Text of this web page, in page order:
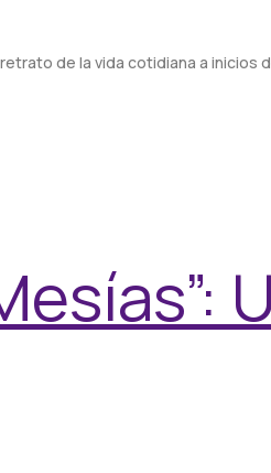
de la vida cotidiana a inicios